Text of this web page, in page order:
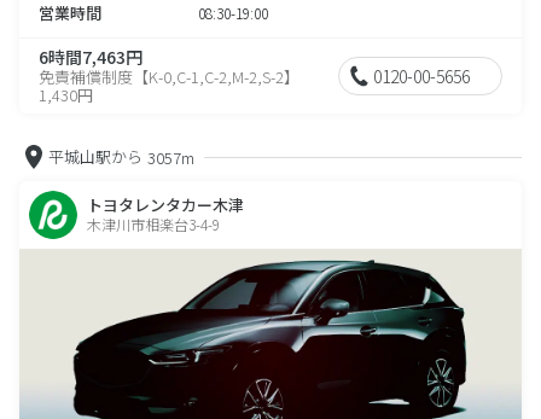
営業時間 08:30-19:00
6時間7,463円
免責補償制度【K-0,C-1,C-2,M-2,S-2】
1,430円
0120-00-5656
平城山駅から 3057m
トヨタレンタカー木津
木津川市相楽台3-4-9